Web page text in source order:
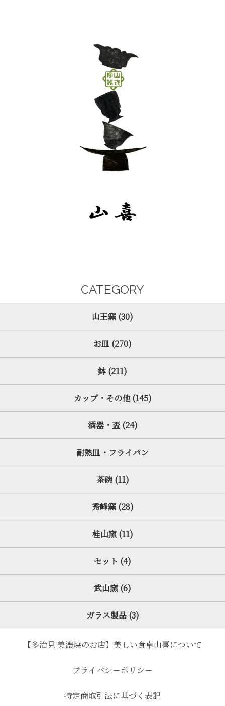
CATEGORY
山王窯 (30)
お皿 (270)
鉢 (211)
カップ・その他 (145)
酒器・盃 (24)
耐熱皿・フライパン
茶碗 (11)
秀峰窯 (28)
桂山窯 (11)
セット (4)
武山窯 (6)
ガラス製品 (3)
【多治見 美濃焼のお店】美しい食卓山喜について
プライバシーポリシー
特定商取引法に基づく表記